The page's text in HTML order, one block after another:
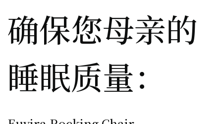
确保您母亲的
睡眠质量：